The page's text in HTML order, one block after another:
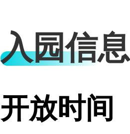
入园信息
开放时间